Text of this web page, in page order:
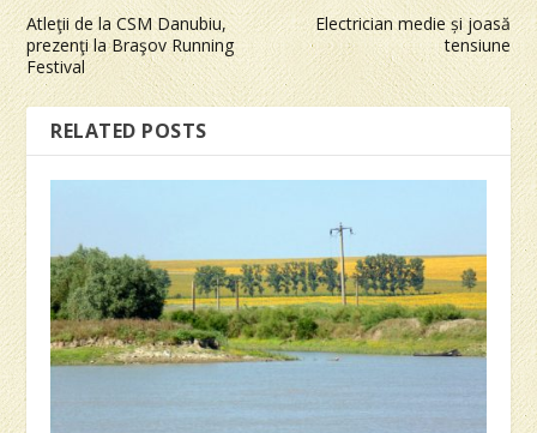
Atleţii de la CSM Danubiu,
prezenţi la Braşov Running
Festival
Electrician medie și joasă
tensiune
RELATED POSTS